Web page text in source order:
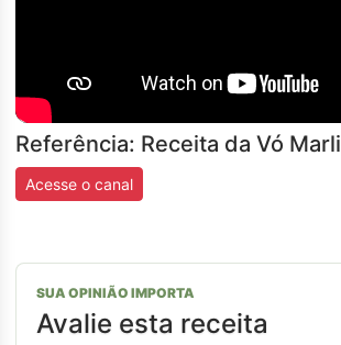
Referência: Receita da Vó Marli
Acesse o canal
SUA OPINIÃO IMPORTA
Avalie esta receita